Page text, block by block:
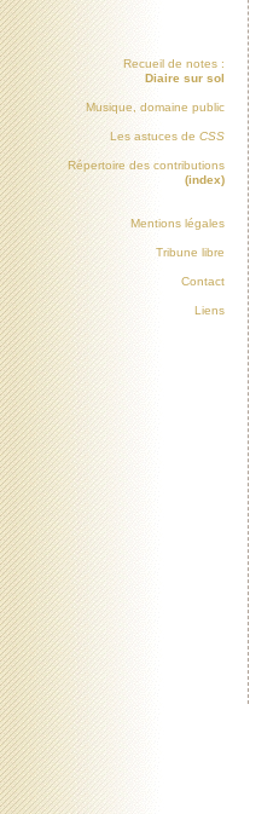
Recueil de notes :
Diaire sur sol
Musique, domaine public
Les astuces de CSS
Répertoire des contributions
(index)
Mentions légales
Tribune libre
Contact
Liens